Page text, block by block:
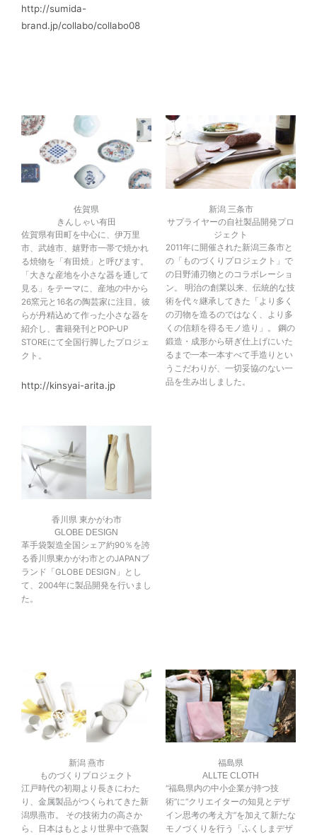
http://sumida-
brand.jp/collabo/collabo08
佐賀県
きんしゃい有田
佐賀県有田町を中心に、伊万里
市、武雄市、嬉野市一帯で焼かれ
る焼物を「有田焼」と呼びます。
「大きな産地を小さな器を通して
見る」をテーマに、産地の中から
26窯元と16名の陶芸家に注目。彼
らが丹精込めて作った小さな器を
紹介し、書籍発刊とPOP-UP
STOREにて全国行脚したプロジェ
クト。
http://kinsyai-arita.jp
新潟 三条市
サプライヤーの自社製品開発プロ
ジェクト
2011年に開催された新潟三条市と
の「ものづくりプロジェクト」で
の日野浦刃物とのコラボレーショ
ン。 明治の創業以来、伝統的な技
術を代々継承してきた「より多く
の刃物を造るのではなく、より多
くの信頼を得るモノ造り」。 鋼の
鍛造・成形から研ぎ仕上げにいた
るまで一本一本すべて手造りとい
うこだわりが、一切妥協のない一
品を生み出しました。
香川県 東かがわ市
GLOBE DESIGN
革手袋製造全国シェア約90％を誇
る香川県東かがわ市とのJAPANブ
ランド「GLOBE DESIGN」とし
て、2004年に製品開発を行いまし
た。
新潟 燕市
ものづくりプロジェクト
江戸時代の初期より長きにわた
り、金属製品がつくられてきた新
潟県燕市。 その技術力の高さか
ら、日本はもとより世界中で燕製
福島県
ALLTE CLOTH
“福島県内の中小企業が持つ技
術”に“クリエイターの知見とデザ
イン思考の考え方”を加えて新たな
モノづくりを行う「ふくしまデザ